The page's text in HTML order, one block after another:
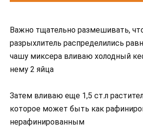
Важно тщательно размешивать,
разрыхлитель распределились
чашу миксера вливаю холодный
нему 2 яйца
Затем вливаю еще 1,5 ст.л
которое может быть как
нерафинированным